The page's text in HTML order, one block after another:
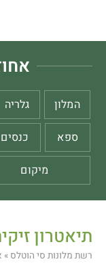
המלון גלריה
ספא
מיקום
תיאטרון
רשת מלונות סי הוטלס »